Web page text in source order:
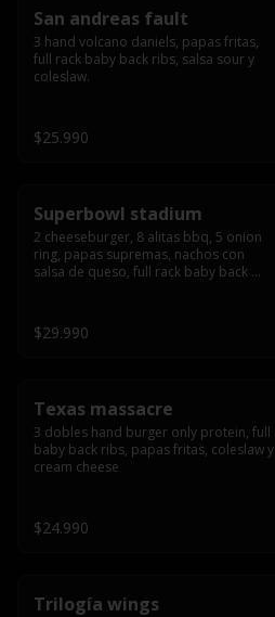
San andreas fault
3 hand volcano daniels, papas fritas,
full rack baby back ribs, salsa sour y
coleslaw.
$25.990
Superbowl stadium
2 cheeseburger, 8 alitas bbq, 5 onion
ring, papas supremas, nachos con
salsa de queso, full rack baby back
$29.990
Texas massacre
3 dobles hand burger only protein, full
baby back ribs, papas fritas, coleslaw y
cream cheese
$24.990
Trilogía wings